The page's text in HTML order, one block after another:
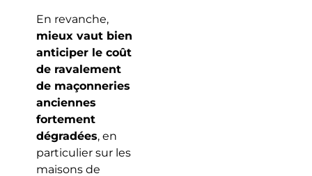
En revanche,
mieux vaut bien
anticiper le coût
de ravalement
de maçonneries
anciennes
fortement
dégradées, en
particulier sur les
maisons de